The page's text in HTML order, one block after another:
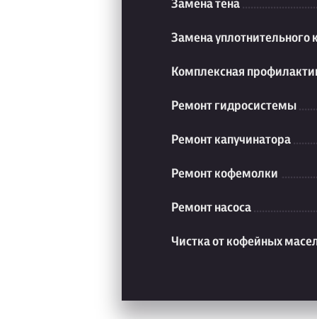
Замена тена
Замена уплотнительного
Комплексная
Ремонт гидросистемы
Ремонт капучинатора
Ремонт кофемолки
Ремонт насоса
Чистка от кофейных